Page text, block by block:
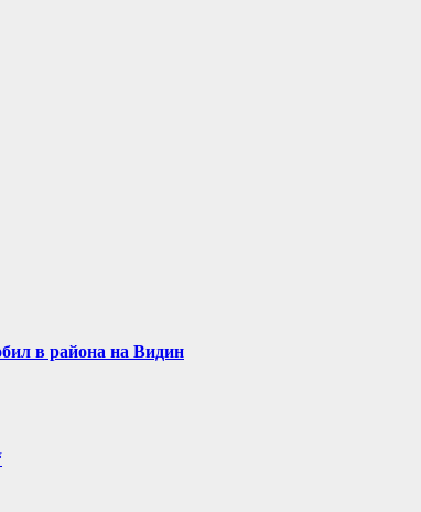
в района на Видин